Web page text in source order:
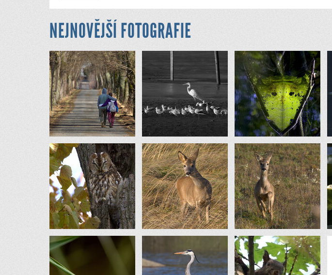
NEJNOVĚJŠÍ FOTOGRAFIE